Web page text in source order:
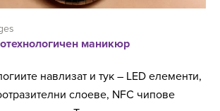
маникюр
навлизат и тук – LED елементи,
слоеве, NFC чипове